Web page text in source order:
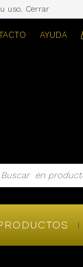
uso. Cerrar
AYUDA